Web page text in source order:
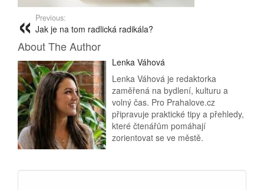
Previous:
Jak je na tom radlická radikála?
About The Author
Lenka Váhová
Lenka Váhová je redaktorka
zaměřená na bydlení, kulturu a
volný čas. Pro Prahalove.cz
připravuje praktické tipy a přehledy,
které čtenářům pomáhají
zorientovat se ve městě.